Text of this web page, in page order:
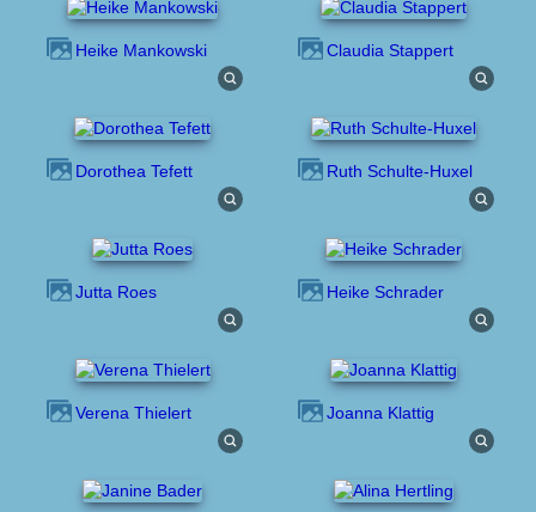
Heike Mankowski Claudia Stappert
Dorothea Tefett Ruth Schulte-Huxel
Jutta Roes Heike Schrader
Verena Thielert Joanna Klattig